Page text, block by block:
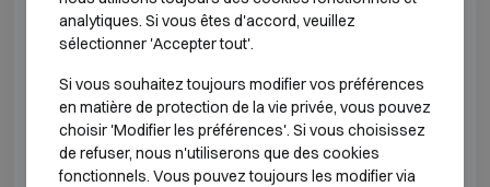
Modèle Dimensions extérieures
SISTEC Euroguard SE I-6 H1850 L1225
*Profondeur extérieure hors charnières, poignée ou
serrure.
analytiques. Si vous êtes d'accord, veuillez
sélectionner 'Accepter tout'.
Si vous souhaitez toujours modifier vos préférences
en matière de protection de la vie privée, vous pouvez
choisir 'Modifier les préférences'. Si vous choisissez
de refuser, nous n'utiliserons que des cookies
fonctionnels. Vous pouvez toujours les modifier via